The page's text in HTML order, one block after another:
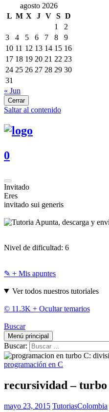
agosto 2026
L M X J V S D
1
2
3
4 5 6 7 8
9
10 11 12 13 14 15 16
17 18 19 20 21 22 23
24 25 26 27 28 29 30
31
« Jun
Cerrar
Saltar al contenido
0
Invitado
Eres
invitado sui generis
Apunta, descarga y
Nivel de dificultad: 6
✎ + Mis apuntes
Ver todos nuestros tutoriales
© 11.3K + Ocultar temarios
Buscar
Menú principal
Buscar:
programación en C
recursividad –
mayo 23, 2015 TutoriasColombia